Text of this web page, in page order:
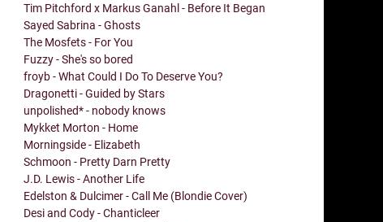
Tim Pitchford x Markus Ganahl - Before It Began
Sayed Sabrina - Ghosts
The Mosfets - For You
Fuzzy - She's so bored
froyb - What Could I Do To Deserve You?
Dragonetti - Guided by Stars
unpolished* - nobody knows
Mykket Morton - Home
Morningside - Elizabeth
Schmoon - Pretty Darn Pretty
J.D. Lewis - Another Life
Edelston & Dulcimer - Call Me (Blondie Cover)
Desi and Cody - Chanticleer